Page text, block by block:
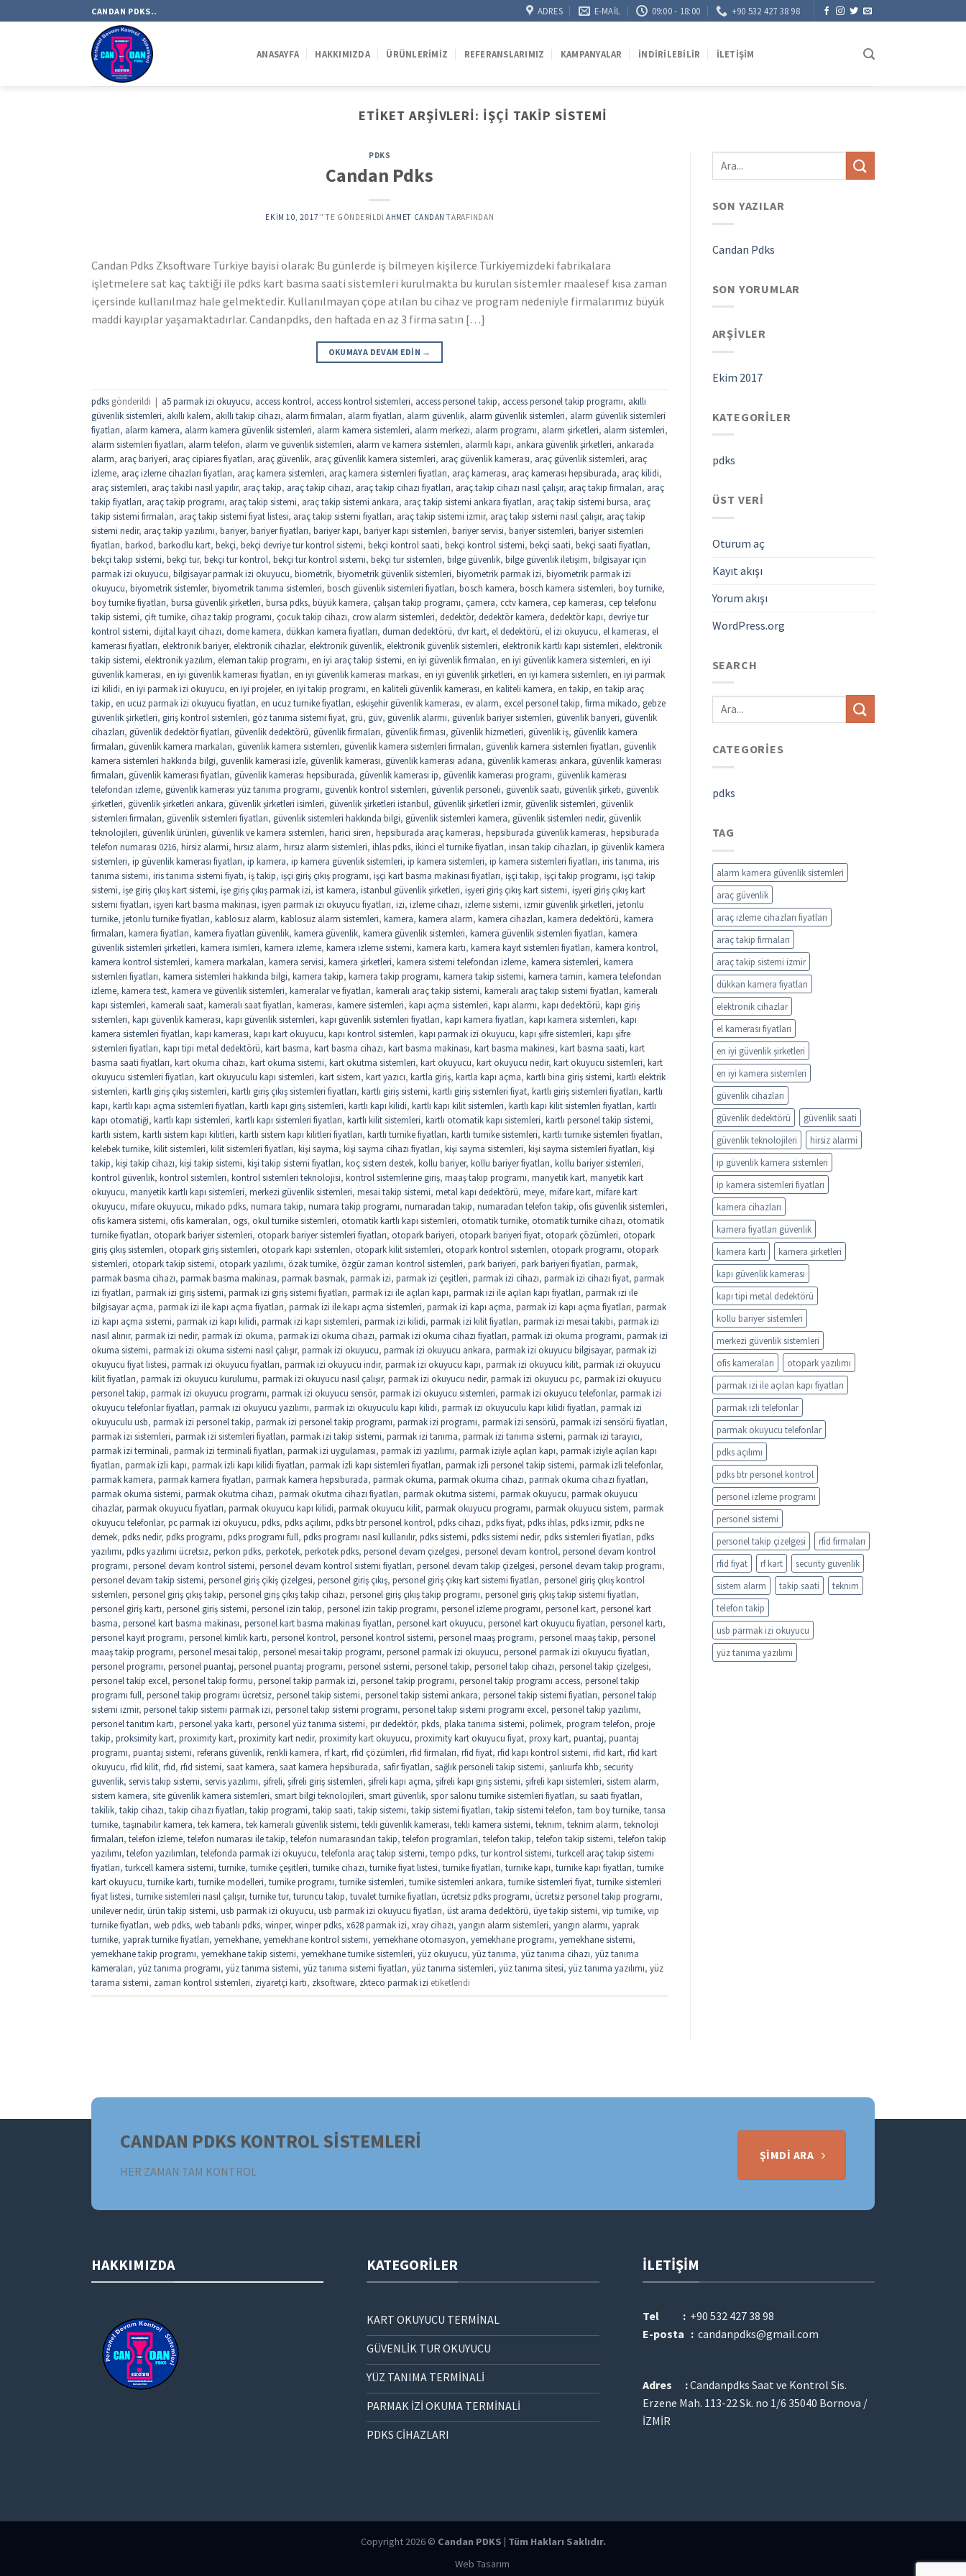
to
CANDAN PDKS.. ADRES E-MAIL 09:00 - 18:00 +90 532 427 38 98
ANASAYFA HAKKIMIZDA ÜRÜNLERIMIZ REFERANSLARIMIZ KAMPANYALAR İNDIRILEBILIR İLETIŞIM
ETIKET ARŞIVLERI: IŞÇI TAKIP SISTEMI
PDKS
Candan Pdks
EKIM 10, 2017’' TE GÖNDERILDI AHMET CANDAN TARAFINDAN
Candan Pdks Zksoftware Türkiye bayisi olarak: Bu günlerde iş bilmeyen kişilerce Türkiyemizdeki fabrikalara
işletmelere sat kaç taktiği ile pdks kart basma saati sistemleri kurulmakta bu kurulan sistemler maalesef kısa zaman
içersinde kullanılmaz hale gelmektedir. Kullanılmayan çöpe atılan bu cihaz ve program nedeniyle firmalarımız büyük
maddi kayıplar yaşamaktadırlar. Candanpdks, den haftada en az 3 firma satın […]
OKUMAYA DEVAM EDIN →
pdks gönderildi | a5 parmak izi okuyucu, access kontrol, access kontrol sistemleri, access personel takip, access personel takip programı, akıllı
güvenlik sistemleri, akıllı kalem, akıllı takip cihazı, alarm firmaları, alarm fiyatları, alarm güvenlik, alarm güvenlik sistemleri, alarm güvenlik sistemleri
fiyatları, alarm kamera, alarm kamera güvenlik sistemleri, alarm kamera sistemleri, alarm merkezi, alarm programı, alarm şirketleri, alarm sistemleri,
alarm sistemleri fiyatları, alarm telefon, alarm ve güvenlik sistemleri, alarm ve kamera sistemleri, alarmlı kapı, ankara güvenlik şirketleri, ankarada
alarm, araç bariyeri, araç cipiares fiyatları, araç güvenlik, araç güvenlik kamera sistemleri, araç güvenlik kamerası, araç güvenlik sistemleri, araç
izleme, araç izleme cihazları fiyatları, araç kamera sistemleri, araç kamera sistemleri fiyatları, araç kamerası, araç kamerası hepsiburada, araç kilidi,
araç sistemleri, araç takibi nasıl yapılır, araç takip, araç takip cihazı, araç takip cihazı fiyatları, araç takip cihazı nasıl çalışır, araç takip firmaları, araç
takip fiyatları, araç takip programı, araç takip sistemi, araç takip sistemi ankara, araç takip sistemi ankara fiyatları, araç takip sistemi bursa, araç
takip sistemi firmaları, araç takip sistemi fiyat listesi, araç takip sistemi fiyatları, araç takip sistemi izmir, araç takip sistemi nasıl çalışır, araç takip
sistemi nedir, araç takip yazılımı, bariyer, bariyer fiyatları, bariyer kapı, bariyer kapı sistemleri, bariyer servisi, bariyer sistemleri, bariyer sistemleri
fiyatları, barkod, barkodlu kart, bekçi, bekçi devriye tur kontrol sistemi, bekçi kontrol saati, bekçi kontrol sistemi, bekçi saati, bekçi saati fiyatları,
bekçi takip sistemi, bekçi tur, bekçi tur kontrol, bekçi tur kontrol sistemi, bekçi tur sistemleri, bilge güvenlik, bilge güvenlik iletişim, bilgisayar için
parmak izi okuyucu, bilgisayar parmak izi okuyucu, biometrik, biyometrik güvenlik sistemleri, biyometrik parmak izi, biyometrik parmak izi
okuyucu, biyometrik sistemler, biyometrik tanıma sistemleri, bosch güvenlik sistemleri fiyatları, bosch kamera, bosch kamera sistemleri, boy turnike,
boy turnike fiyatları, bursa güvenlik şirketleri, bursa pdks, büyük kamera, çalışan takip programı, çamera, cctv kamera, cep kamerası, cep telefonu
takip sistemi, çift turnike, cihaz takip programı, çocuk takip cihazı, crow alarm sistemleri, dedektör, dedektör kamera, dedektör kapı, devriye tur
kontrol sistemi, dijital kayıt cihazı, dome kamera, dükkan kamera fiyatları, duman dedektörü, dvr kart, el dedektörü, el izi okuyucu, el kamerası, el
kamerası fiyatları, elektronik bariyer, elektronik cihazlar, elektronik güvenlik, elektronik güvenlik sistemleri, elektronik kartlı kapı sistemleri, elektronik
takip sistemi, elektronik yazılım, eleman takip programı, en iyi araç takip sistemi, en iyi güvenlik firmaları, en iyi güvenlik kamera sistemleri, en iyi
güvenlik kamerası, en iyi güvenlik kamerası fiyatları, en iyi güvenlik kamerası markası, en iyi güvenlik şirketleri, en iyi kamera sistemleri, en iyi parmak
izi kilidi, en iyi parmak izi okuyucu, en iyi projeler, en iyi takip programı, en kaliteli güvenlik kamerası, en kaliteli kamera, en takip, en takip araç
takip, en ucuz parmak izi okuyucu fiyatları, en ucuz turnike fiyatları, eskişehir güvenlik kamerası, ev alarm, excel personel takip, firma mikado, gebze
güvenlik şirketleri, giriş kontrol sistemleri, göz tanıma sistemi fiyat, grü, güv, güvenlik alarmı, güvenlik bariyer sistemleri, güvenlik bariyeri, güvenlik
cihazları, güvenlik dedektör fiyatları, güvenlik dedektörü, güvenlik firmaları, güvenlik firması, güvenlik hizmetleri, güvenlik iş, güvenlik kamera
firmaları, güvenlik kamera markaları, güvenlik kamera sistemleri, güvenlik kamera sistemleri firmaları, güvenlik kamera sistemleri fiyatları, güvenlik
kamera sistemleri hakkında bilgi, guvenlik kamerasi izle, güvenlik kamerası, güvenlik kamerası adana, güvenlik kamerası ankara, güvenlik kamerası
firmaları, güvenlik kamerası fiyatları, güvenlik kamerası hepsiburada, güvenlik kamerası ip, güvenlik kamerası programı, güvenlik kamerası
telefondan izleme, güvenlik kamerası yüz tanıma programı, güvenlik kontrol sistemleri, güvenlik personeli, güvenlik saati, güvenlik şirketi, güvenlik
şirketleri, güvenlik şirketleri ankara, güvenlik şirketleri isimleri, güvenlik şirketleri istanbul, güvenlik şirketleri izmir, güvenlik sistemleri, güvenlik
sistemleri firmaları, güvenlik sistemleri fiyatları, güvenlik sistemleri hakkında bilgi, güvenlik sistemleri kamera, güvenlik sistemleri nedir, güvenlik
teknolojileri, güvenlik ürünleri, güvenlik ve kamera sistemleri, harici siren, hepsiburada araç kamerası, hepsiburada güvenlik kamerası, hepsiburada
telefon numarası 0216, hirsiz alarmi, hırsız alarm, hırsız alarm sistemleri, ihlas pdks, ikinci el turnike fiyatları, insan takip cihazları, ip güvenlik kamera
sistemleri, ip güvenlik kamerası fiyatları, ip kamera, ip kamera güvenlik sistemleri, ip kamera sistemleri, ip kamera sistemleri fiyatları, iris tanıma, iris
tanıma sistemi, iris tanıma sistemi fiyatı, iş takip, işçi giriş çıkış programı, işçi kart basma makinası fiyatları, işçi takip, işçi takip programı, işçi takip
sistemi, işe giriş çıkış kart sistemi, işe giriş çıkış parmak izi, ist kamera, istanbul güvenlik şirketleri, işyeri giriş çıkış kart sistemi, işyeri giriş çıkış kart
sistemi fiyatları, işyeri kart basma makinası, işyeri parmak izi okuyucu fiyatları, izi, izleme cihazı, izleme sistemi, izmir güvenlik şirketleri, jetonlu
turnike, jetonlu turnike fiyatları, kablosuz alarm, kablosuz alarm sistemleri, kamera, kamera alarm, kamera cihazları, kamera dedektörü, kamera
firmaları, kamera fiyatları, kamera fiyatları güvenlik, kamera güvenlik, kamera güvenlik sistemleri, kamera güvenlik sistemleri fiyatları, kamera
güvenlik sistemleri şirketleri, kamera isimleri, kamera izleme, kamera izleme sistemi, kamera kartı, kamera kayıt sistemleri fiyatları, kamera kontrol,
kamera kontrol sistemleri, kamera markaları, kamera servisi, kamera şirketleri, kamera sistemi telefondan izleme, kamera sistemleri, kamera
sistemleri fiyatları, kamera sistemleri hakkında bilgi, kamera takip, kamera takip programı, kamera takip sistemi, kamera tamiri, kamera telefondan
izleme, kamera test, kamera ve güvenlik sistemleri, kameralar ve fiyatları, kameralı araç takip sistemi, kameralı araç takip sistemi fiyatları, kameralı
kapı sistemleri, kameralı saat, kameralı saat fiyatları, kamerası, kamere sistemleri, kapı açma sistemleri, kapı alarmı, kapı dedektörü, kapı giriş
sistemleri, kapı güvenlik kamerası, kapı güvenlik sistemleri, kapı güvenlik sistemleri fiyatları, kapı kamera fiyatları, kapı kamera sistemleri, kapı
kamera sistemleri fiyatları, kapı kamerası, kapı kart okuyucu, kapı kontrol sistemleri, kapı parmak izi okuyucu, kapı şifre sistemleri, kapı şifre
sistemleri fiyatları, kapı tipi metal dedektörü, kart basma, kart basma cihazı, kart basma makinası, kart basma makinesi, kart basma saati, kart
basma saati fiyatları, kart okuma cihazı, kart okuma sistemi, kart okutma sistemleri, kart okuyucu, kart okuyucu nedir, kart okuyucu sistemleri, kart
okuyucu sistemleri fiyatları, kart okuyuculu kapı sistemleri, kart sistem, kart yazıcı, kartla giriş, kartla kapı açma, kartlı bina giriş sistemi, kartlı elektrik
sistemleri, kartlı giriş çıkış sistemleri, kartlı giriş çıkış sistemleri fiyatları, kartlı giriş sistemi, kartlı giriş sistemleri fiyat, kartlı giriş sistemleri fiyatları, kartlı
kapı, kartlı kapı açma sistemleri fiyatları, kartlı kapı giriş sistemleri, kartlı kapı kilidi, kartlı kapı kilit sistemleri, kartlı kapı kilit sistemleri fiyatları, kartlı
kapı otomatiği, kartlı kapı sistemleri, kartlı kapı sistemleri fiyatları, kartlı kilit sistemleri, kartlı otomatik kapı sistemleri, kartlı personel takip sistemi,
kartlı sistem, kartlı sistem kapı kilitleri, kartlı sistem kapı kilitleri fiyatları, kartlı turnike fiyatları, kartlı turnike sistemleri, kartlı turnike sistemleri fiyatları,
kelebek turnike, kilit sistemleri, kilit sistemleri fiyatları, kişi sayma, kişi sayma cihazı fiyatları, kişi sayma sistemleri, kişi sayma sistemleri fiyatları, kişi
takip, kişi takip cihazı, kişi takip sistemi, kişi takip sistemi fiyatları, koç sistem destek, kollu bariyer, kollu bariyer fiyatları, kollu bariyer sistemleri,
kontrol güvenlik, kontrol sistemleri, kontrol sistemleri teknolojisi, kontrol sistemlerine giriş, maaş takip programı, manyetik kart, manyetik kart
okuyucu, manyetik kartlı kapı sistemleri, merkezi güvenlik sistemleri, mesai takip sistemi, metal kapı dedektörü, meye, mifare kart, mifare kart
okuyucu, mifare okuyucu, mikado pdks, numara takip, numara takip programı, numaradan takip, numaradan telefon takip, ofis güvenlik sistemleri,
ofis kamera sistemi, ofis kameraları, ogs, okul turnike sistemleri, otomatik kartlı kapı sistemleri, otomatik turnike, otomatik turnike cihazı, otomatik
turnike fiyatları, otopark bariyer sistemleri, otopark bariyer sistemleri fiyatları, otopark bariyeri, otopark bariyeri fiyat, otopark çözümleri, otopark
giriş çıkış sistemleri, otopark giriş sistemleri, otopark kapı sistemleri, otopark kilit sistemleri, otopark kontrol sistemleri, otopark programı, otopark
sistemleri, otopark takip sistemi, otopark yazılımı, özak turnike, özgür zaman kontrol sistemleri, park bariyeri, park bariyeri fiyatları, parmak,
parmak basma cihazı, parmak basma makinası, parmak basmak, parmak izi, parmak izi çeşitleri, parmak izi cihazı, parmak izi cihazı fiyat, parmak
izi fiyatları, parmak izi giriş sistemi, parmak izi giriş sistemi fiyatları, parmak izi ile açılan kapı, parmak izi ile açılan kapı fiyatları, parmak izi ile
bilgisayar açma, parmak izi ile kapı açma fiyatları, parmak izi ile kapı açma sistemleri, parmak izi kapı açma, parmak izi kapı açma fiyatları, parmak
izi kapı açma sistemi, parmak izi kapı kilidi, parmak izi kapı sistemleri, parmak izi kilidi, parmak izi kilit fiyatları, parmak izi mesai takibi, parmak izi
nasıl alınır, parmak izi nedir, parmak izi okuma, parmak izi okuma cihazı, parmak izi okuma cihazı fiyatları, parmak izi okuma programı, parmak izi
okuma sistemi, parmak izi okuma sistemi nasıl çalışır, parmak izi okuyucu, parmak izi okuyucu ankara, parmak izi okuyucu bilgisayar, parmak izi
okuyucu fiyat listesi, parmak izi okuyucu fiyatları, parmak izi okuyucu indir, parmak izi okuyucu kapı, parmak izi okuyucu kilit, parmak izi okuyucu
kilit fiyatları, parmak izi okuyucu kurulumu, parmak izi okuyucu nasıl çalışır, parmak izi okuyucu nedir, parmak izi okuyucu pc, parmak izi okuyucu
personel takip, parmak izi okuyucu programı, parmak izi okuyucu sensör, parmak izi okuyucu sistemleri, parmak izi okuyucu telefonlar, parmak izi
okuyucu telefonlar fiyatları, parmak izi okuyucu yazılımı, parmak izi okuyuculu kapı kilidi, parmak izi okuyuculu kapı kilidi fiyatları, parmak izi
okuyuculu usb, parmak izi personel takip, parmak izi personel takip programı, parmak izi programı, parmak izi sensörü, parmak izi sensörü fiyatları,
parmak izi sistemleri, parmak izi sistemleri fiyatları, parmak izi takip sistemi, parmak izi tanıma, parmak izi tanıma sistemi, parmak izi tarayıcı,
parmak izi terminali, parmak izi terminali fiyatları, parmak izi uygulaması, parmak izi yazılımı, parmak iziyle açılan kapı, parmak iziyle açılan kapı
fiyatları, parmak izli kapı, parmak izli kapı kilidi fiyatları, parmak izli kapı sistemleri fiyatları, parmak izli personel takip sistemi, parmak izli telefonlar,
parmak kamera, parmak kamera fiyatları, parmak kamera hepsiburada, parmak okuma, parmak okuma cihazı, parmak okuma cihazı fiyatları,
parmak okuma sistemi, parmak okutma cihazı, parmak okutma cihazı fiyatları, parmak okutma sistemi, parmak okuyucu, parmak okuyucu
cihazlar, parmak okuyucu fiyatları, parmak okuyucu kapı kilidi, parmak okuyucu kilit, parmak okuyucu programı, parmak okuyucu sistem, parmak
okuyucu telefonlar, pc parmak izi okuyucu, pdks, pdks açılımı, pdks btr personel kontrol, pdks cihazı, pdks fiyat, pdks ihlas, pdks izmir, pdks ne
demek, pdks nedir, pdks programı, pdks programı full, pdks programı nasıl kullanılır, pdks sistemi, pdks sistemi nedir, pdks sistemleri fiyatları, pdks
yazılımı, pdks yazılımı ücretsiz, perkon pdks, perkotek, perkotek pdks, personel devam çizelgesi, personel devam kontrol, personel devam kontrol
programı, personel devam kontrol sistemi, personel devam kontrol sistemi fiyatları, personel devam takip çizelgesi, personel devam takip programı,
personel devam takip sistemi, personel giriş çikiş çizelgesi, personel giriş çıkış, personel giriş çıkış kart sistemi fiyatları, personel giriş çıkış kontrol
sistemleri, personel giriş çıkış takip, personel giriş çıkış takip cihazı, personel giriş çıkış takip programı, personel giriş çıkış takip sistemi fiyatları,
personel giriş kartı, personel giriş sistemi, personel izin takip, personel izin takip programı, personel izleme programı, personel kart, personel kart
basma, personel kart basma makinası, personel kart basma makinası fiyatları, personel kart okuyucu, personel kart okuyucu fiyatları, personel kartı,
personel kayıt programı, personel kimlik kartı, personel kontrol, personel kontrol sistemi, personel maaş programı, personel maaş takip, personel
maaş takip programı, personel mesai takip, personel mesai takip programı, personel parmak izi okuyucu, personel parmak izi okuyucu fiyatları,
personel programı, personel puantaj, personel puantaj programı, personel sistemi, personel takip, personel takip cihazı, personel takip çizelgesi,
personel takip excel, personel takip formu, personel takip parmak izi, personel takip programı, personel takip programı access, personel takip
programı full, personel takip programı ücretsiz, personel takip sistemi, personel takip sistemi ankara, personel takip sistemi fiyatları, personel takip
sistemi izmir, personel takip sistemi parmak izi, personel takip sistemi programı, personel takip sistemi programı excel, personel takip yazılımı,
personel tanıtım kartı, personel yaka kartı, personel yüz tanıma sistemi, pır dedektör, pkds, plaka tanıma sistemi, polimek, program telefon, proje
takip, proksimity kart, proximity kart, proximity kart nedir, proximity kart okuyucu, proximity kart okuyucu fiyat, proxy kart, puantaj, puantaj
programı, puantaj sistemi, referans güvenlik, renkli kamera, rf kart, rfid çözümleri, rfid firmaları, rfid fiyat, rfid kapı kontrol sistemi, rfid kart, rfid kart
okuyucu, rfid kilit, rfıd, rfıd sistemi, saat kamera, saat kamera hepsiburada, safir fiyatları, sağlık personeli takip sistemi, şanlıurfa khb, security
guvenlik, servis takip sistemi, servis yazılımı, şifreli, şifreli giriş sistemleri, şifreli kapı açma, şifreli kapı giriş sistemi, şifreli kapı sistemleri, sistem alarm,
sistem kamera, site güvenlik kamera sistemleri, smart bilgi teknolojileri, smart güvenlik, spor salonu turnike sistemleri fiyatları, su saati fiyatları,
takilik, takip cihazı, takip cihazı fiyatları, takip programi, takip saati, takip sistemi, takip sistemi fiyatları, takip sistemi telefon, tam boy turnike, tansa
turnike, taşınabilir kamera, tek kamera, tek kameralı güvenlik sistemi, tekli güvenlik kamerası, tekli kamera sistemi, teknim, teknim alarm, teknoloji
firmaları, telefon izleme, telefon numarası ile takip, telefon numarasından takip, telefon programlari, telefon takip, telefon takip sistemi, telefon takip
yazılımı, telefon yazılımları, telefonda parmak izi okuyucu, telefonla araç takip sistemi, tempo pdks, tur kontrol sistemi, turkcell araç takip sistemi
fiyatları, turkcell kamera sistemi, turnike, turnike çeşitleri, turnike cihazı, turnike fiyat listesi, turnike fiyatları, turnike kapı, turnike kapı fiyatları, turnike
kart okuyucu, turnike kartı, turnike modelleri, turnike programı, turnike sistemleri, turnike sistemleri ankara, turnike sistemleri fiyat, turnike sistemleri
fiyat listesi, turnike sistemleri nasıl çalışır, turnike tur, turuncu takip, tuvalet turnike fiyatları, ücretsiz pdks programı, ücretsiz personel takip programı,
unilever nedir, ürün takip sistemi, usb parmak izi okuyucu, usb parmak izi okuyucu fiyatları, üst arama dedektörü, üye takip sistemi, vip turnike, vip
turnike fiyatları, web pdks, web tabanlı pdks, winper, winper pdks, x628 parmak izi, xray cihazı, yangın alarm sistemleri, yangın alarmı, yaprak
turnike, yaprak turnike fiyatları, yemekhane, yemekhane kontrol sistemi, yemekhane otomasyon, yemekhane programı, yemekhane sistemi,
yemekhane takip programı, yemekhane takip sistemi, yemekhane turnike sistemleri, yüz okuyucu, yüz tanıma, yüz tanıma cihazı, yüz tanıma
kameraları, yüz tanıma programı, yüz tanıma sistemi, yüz tanıma sistemi fiyatları, yüz tanıma sistemleri, yüz tanıma sitesi, yüz tanıma yazılımı, yüz
tarama sistemi, zaman kontrol sistemleri, ziyaretçi kartı, zksoftware, zkteco parmak izi etiketlendi
SON YAZILAR
Candan Pdks
SON YORUMLAR
ARŞIVLER
Ekim 2017
KATEGORILER
pdks
ÜST VERI
Oturum aç
Kayıt akışı
Yorum akışı
WordPress.org
SEARCH
CATEGORIES
pdks
TAG
alarm kamera güvenlik sistemleri
araç güvenlik
araç izleme cihazları fiyatları
araç takip firmaları
araç takip sistemi izmir
dükkan kamera fiyatları
elektronik cihazlar
el kamerası fiyatları
en iyi güvenlik şirketleri
en iyi kamera sistemleri
güvenlik cihazları
güvenlik dedektörü
güvenlik saati
güvenlik teknolojileri
hirsiz alarmi
ip güvenlik kamera sistemleri
ip kamera sistemleri fiyatları
kamera cihazları
kamera fiyatları güvenlik
kamera kartı
kamera şirketleri
kapı güvenlik kamerası
kapı tipi metal dedektörü
kollu bariyer sistemleri
merkezi güvenlik sistemleri
ofis kameraları
otopark yazılımı
parmak izi ile açılan kapı fiyatları
parmak izli telefonlar
parmak okuyucu telefonlar
pdks açılımı
pdks btr personel kontrol
personel izleme programı
personel sistemi
personel takip çizelgesi
rfid firmaları
rfid fiyat
rf kart
security guvenlik
sistem alarm
takip saati
teknim
telefon takip
usb parmak izi okuyucu
yüz tanıma yazılımı
CANDAN PDKS KONTROL SİSTEMLERİ
HER ZAMAN TAM KONTROL
ŞIMDI ARA
HAKKIMIZDA KATEGORILER
KART OKUYUCU TERMİNAL
GÜVENLİK TUR OKUYUCU
YÜZ TANIMA TERMİNALİ
PARMAK İZİ OKUMA TERMİNALİ
PDKS CİHAZLARI
İLETIŞIM
Tel : +90 532 427 38 98
E-posta : candanpdks@gmail.com
Adres :Candanpdks Saat ve Kontrol Sis.
Erzene Mah. 113-22 Sk. no 1/6 35040 Bornova /
İZMİR
Copyright 2026 © Candan PDKS | Tüm Hakları Saklıdır.
Web Tasarım